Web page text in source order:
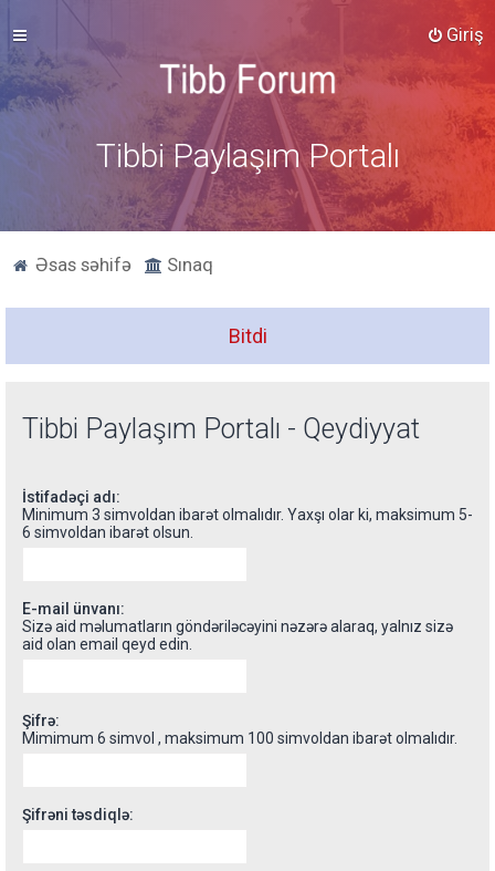
Giriş
Tibbi Paylaşım Portalı
Əsas səhifə Sınaq
Bitdi
Tibbi Paylaşım Portalı - Qeydiyyat
İstifadəçi adı:
Minimum 3 simvoldan ibarət olmalıdır. Yaxşı olar ki, maksimum 5-
6 simvoldan ibarət olsun.
E-mail ünvanı:
Sizə aid məlumatların göndəriləcəyini nəzərə alaraq, yalnız sizə
aid olan email qeyd edin.
Şifrə:
Mimimum 6 simvol , maksimum 100 simvoldan ibarət olmalıdır.
Şifrəni təsdiqlə: